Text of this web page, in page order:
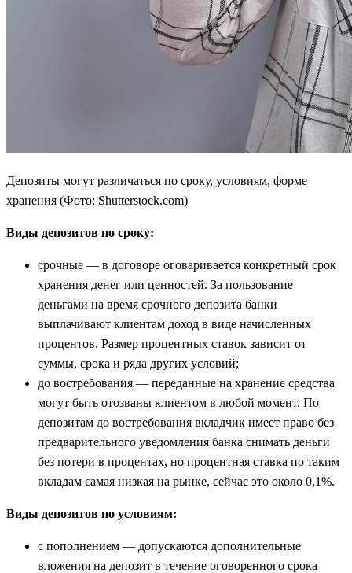
Депозиты могут различаться по сроку, условиям, форме
хранения (Фото: Shutterstock.com)
Виды депозитов по сроку:
срочные — в договоре оговаривается конкретный срок
хранения денег или ценностей. За пользование
деньгами на время срочного депозита банки
выплачивают клиентам доход в виде начисленных
процентов. Размер процентных ставок зависит от
суммы, срока и ряда других условий;
до востребования — переданные на хранение средства
могут быть отозваны клиентом в любой момент. По
депозитам до востребования вкладчик имеет право без
предварительного уведомления банка снимать деньги
без потери в процентах, но процентная ставка по таким
вкладам самая низкая на рынке, сейчас это около 0,1%.
Виды депозитов по условиям:
с пополнением — допускаются дополнительные
вложения на депозит в течение оговоренного срока